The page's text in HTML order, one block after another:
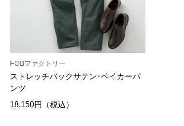
FOBファクトリー
ストレッチバックサテン･ベイカーパ
ンツ
18,150円（税込）